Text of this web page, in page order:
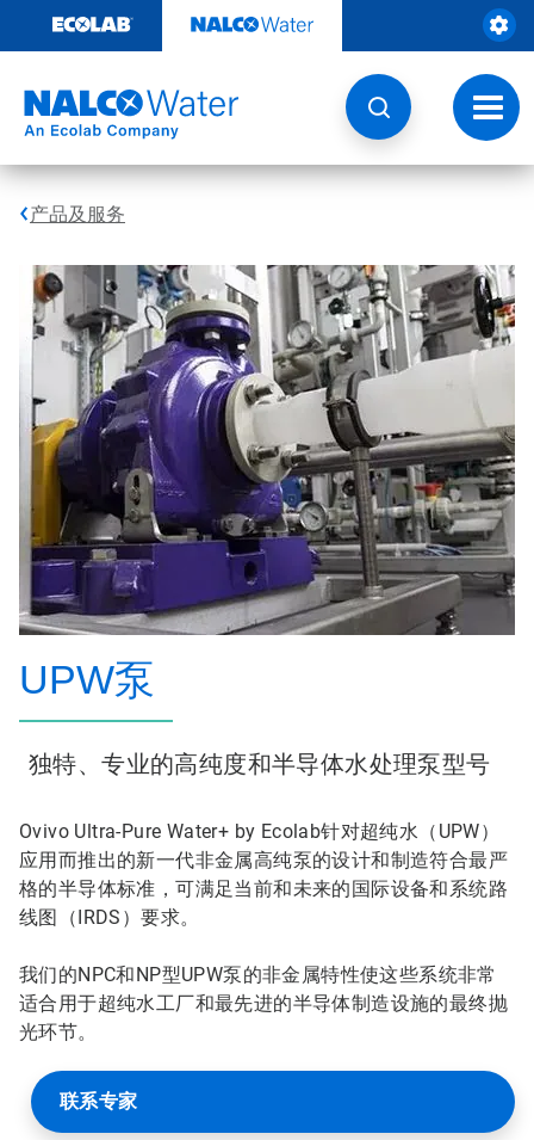
至
切
换
导
航
产品及服务
UPW泵
独特、专业的高纯度和半导体水处理泵型号
Ovivo Ultra-Pure Water+ by Ecolab针对超纯水（UPW）
应用而推出的新一代非金属高纯泵的设计和制造符合最严
格的半导体标准，可满足当前和未来的国际设备和系统路
线图（IRDS）要求。
我们的NPC和NP型UPW泵的非金属特性使这些系统非常
适合用于超纯水工厂和最先进的半导体制造设施的最终抛
光环节。
联系专家